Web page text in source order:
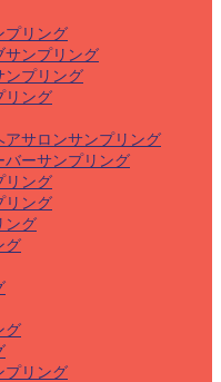
プリング
サンプリング
ンプリング
リング
アサロンサンプリング
バーサンプリング
リング
リング
ング
グ
グ
プリング